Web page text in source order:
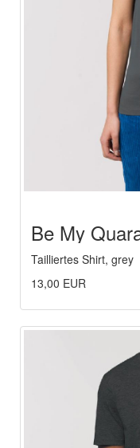
Be My
Tailliertes Shirt, grey
13,00 EUR